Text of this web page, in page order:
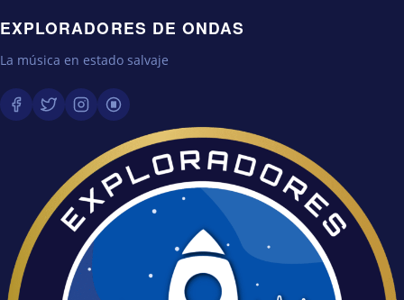
EXPLORADORES DE ONDAS
La música en estado salvaje